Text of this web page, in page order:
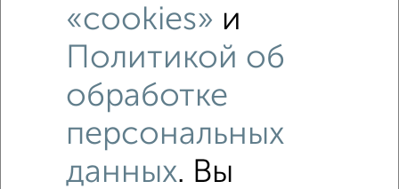
Рядом, с меньшей ценой
Недалеко от Кольцевой проезд с ценой ниже
«cookies» и
Политикой об
обработке
персональных
данных. Вы